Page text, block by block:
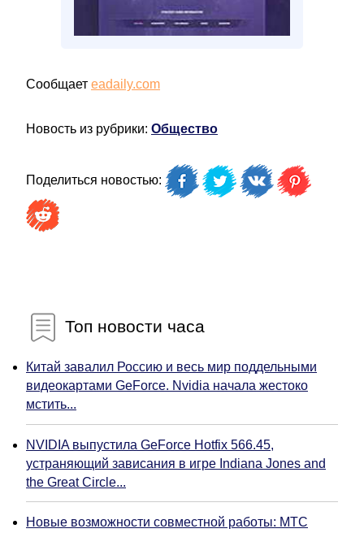
Сообщает eadaily.com
Новость из рубрики: Общество
Поделиться новостью:
Топ новости часа
Китай завалил Россию и весь мир поддельными
видеокартами GeForce. Nvidia начала жестоко
мстить...
NVIDIA выпустила GeForce Hotfix 566.45,
устраняющий зависания в игре Indiana Jones and
the Great Circle...
Новые возможности совместной работы: МТС